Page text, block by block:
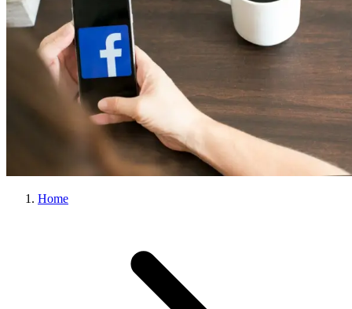
Home